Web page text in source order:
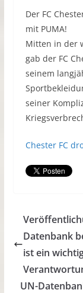
Der FC
mit PUMA!
Mitten in der
gab der FC
seinem
seiner
Chester FC
Datenbank
ist ein
UN-